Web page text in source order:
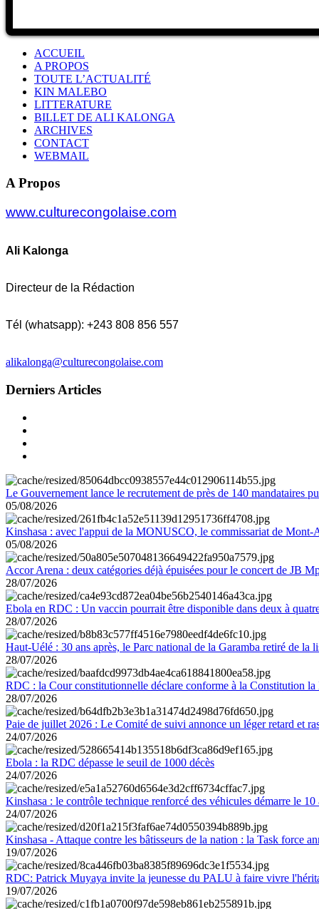
ACCUEIL
A PROPOS
TOUTE L’ACTUALITÉ
KIN MALEBO
LITTERATURE
BILLET DE ALI KALONGA
ARCHIVES
CONTACT
WEBMAIL
A Propos
www.culturecongolaise.com
Ali Kalonga
Directeur de la Rédaction
Tél (whatsapp): +243 808 856 557
alikalonga@culturecongolaise.com
Derniers Articles
Le Gouvernement lance le recrutement de près de 140 mandataires
05/08/2026
Kinshasa : avec l'appui de la MONUSCO, le commissariat de Mont-
05/08/2026
Accor Arena : deux catégories déjà épuisées pour le concert de JB
28/07/2026
Ebola en RDC : Un vaccin pourrait être disponible dans deux à
28/07/2026
Haut-Uélé : 30 ans après, le Parc national de la Garamba retiré de la
28/07/2026
RDC : la Cour constitutionnelle déclare conforme à la Constitution la
28/07/2026
Paie de juillet 2026 : Le Comité de suivi annonce un léger retard et
24/07/2026
Ebola : la RDC dépasse le seuil de 1000 décès
24/07/2026
Kinshasa : le contrôle technique renforcé des véhicules démarre le 10
24/07/2026
Kinshasa - Attaque contre les bâtisseurs de la nation : la Task force
19/07/2026
RDC: Patrick Muyaya invite la jeunesse du PALU à faire vivre
19/07/2026